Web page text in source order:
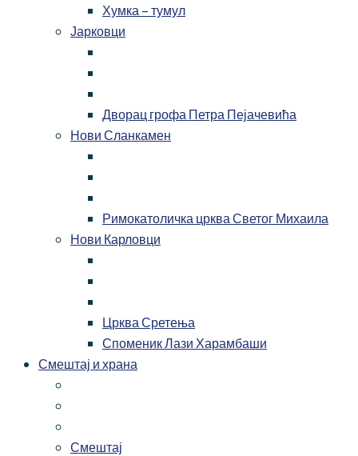
Хумка – тумул
Јарковци
Дворац грофа Петра Пејачевића
Нови Сланкамен
Римокатоличка црква Светог Михаила
Нови Карловци
Црква Сретења
Споменик Лази Харамбаши
Смештај и храна
Смештај